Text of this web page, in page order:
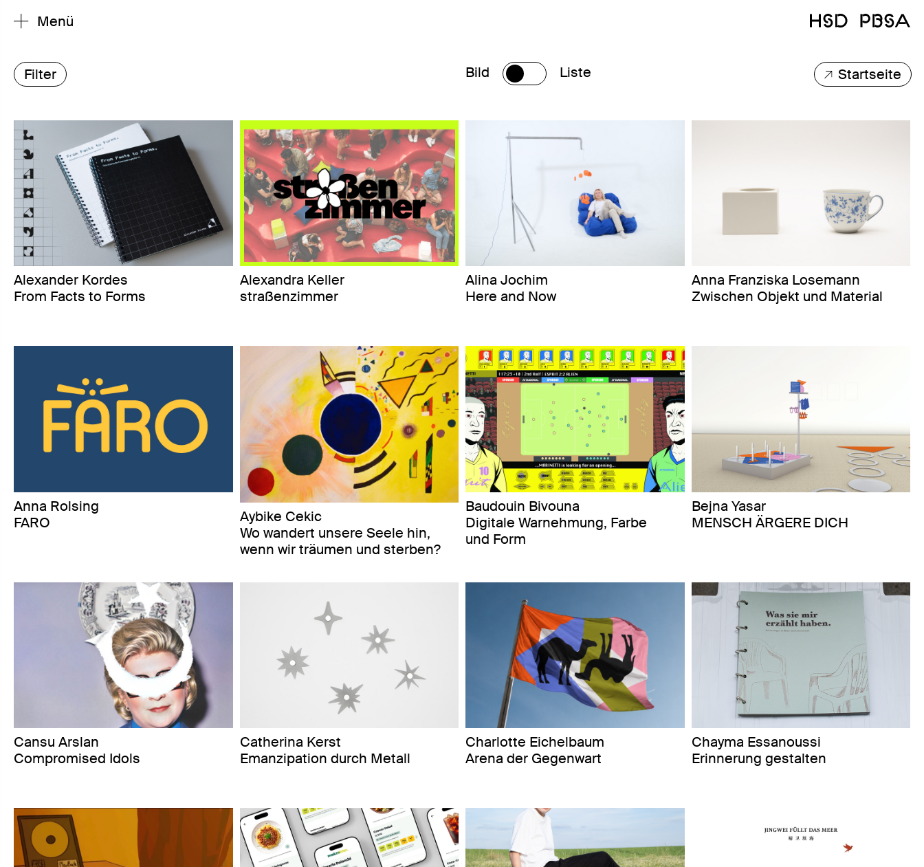
Menü
Filter Bild Liste Startseite
Alexander Kordes
From Facts to Forms
Alexandra Keller
straßenzimmer
Alina Jochim
Here and Now
Anna Franziska Losemann
Zwischen Objekt und Material
Anna Rolsing
FARO
Aybike Cekic
Wo wandert unsere Seele hin,
wenn wir träumen und sterben?
Baudouin Bivouna
Digitale Warnehmung, Farbe
und Form
Bejna Yasar
MENSCH ÄRGERE DICH
Cansu Arslan
Compromised Idols
Catherina Kerst
Emanzipation durch Metall
Charlotte Eichelbaum
Arena der Gegenwart
Chayma Essanoussi
Erinnerung gestalten